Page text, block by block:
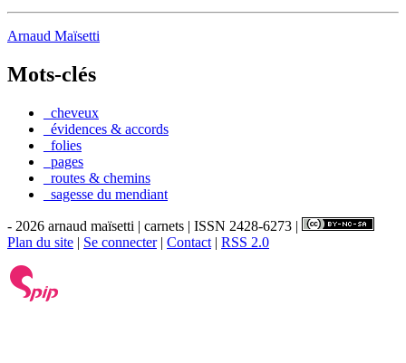
Arnaud Maïsetti
Mots-clés
_cheveux
_évidences & accords
_folies
_pages
_routes & chemins
_sagesse du mendiant
- 2026 arnaud maïsetti | carnets | ISSN 2428-6273 |
Plan du site | Se connecter| Contact | RSS 2.0